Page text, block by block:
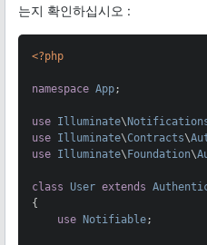
는지 확인하십시오 :
<?php
namespace App;
use Illuminate\
use Illuminate\Contracts\
use Illuminate\ Foundation\
class User extends
{
use
Notifiable;